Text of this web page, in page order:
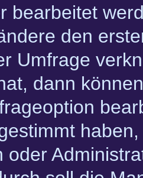
bearbeitet
den
Umfrage
dann
oder